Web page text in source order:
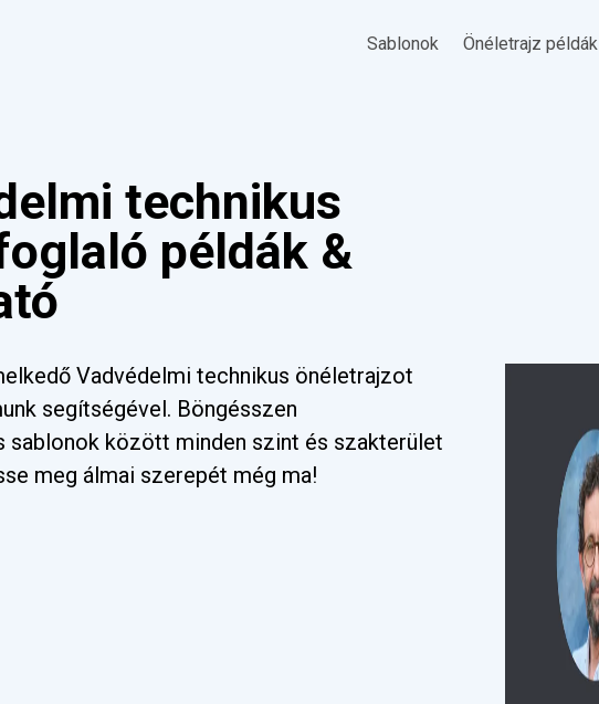
Sablonok Önéletrajz példák
technikus
példák &
Vadvédelmi technikus önéletrajzot
segítségével. Böngésszen
sablonok között minden szint és szakterület
meg álmai szerepét még ma!